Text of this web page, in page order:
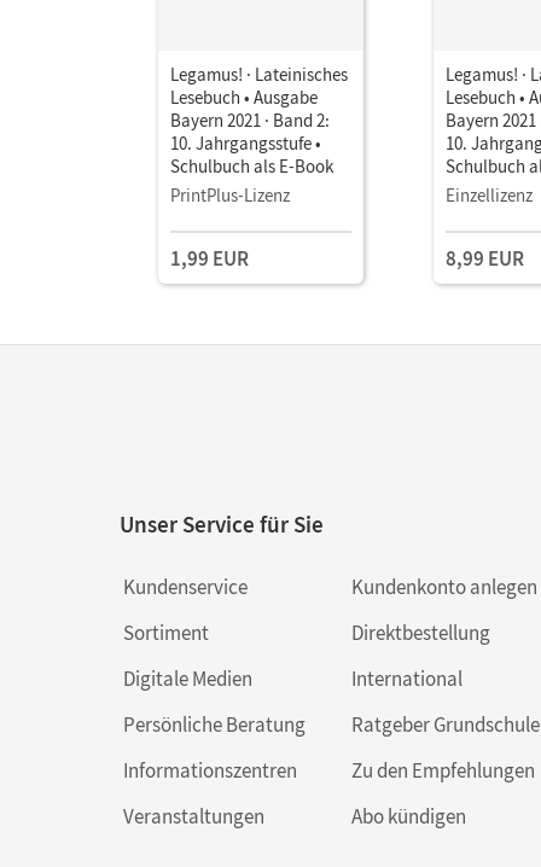
Legamus! · Lateinisches
Lesebuch • Ausgabe
Bayern 2021 · Band 2:
10. Jahrgangsstufe •
Schulbuch als E-Book
PrintPlus-Lizenz
1,99 EUR
Legamus! ·
Lesebuch •
Bayern 2021
10.
Schulbuch
Einzellizenz
8,99 EUR
Unser Service für Sie
Kundenservice
Sortiment
Digitale Medien
Persönliche Beratung
Informationszentren
Veranstaltungen
Kundenkonto anlegen
Direktbestellung
International
Ratgeber Grundschule
Zu den Empfehlungen
Abo kündigen